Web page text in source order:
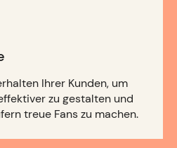
Ihrer Kunden, um
zu gestalten und
treue Fans zu machen.